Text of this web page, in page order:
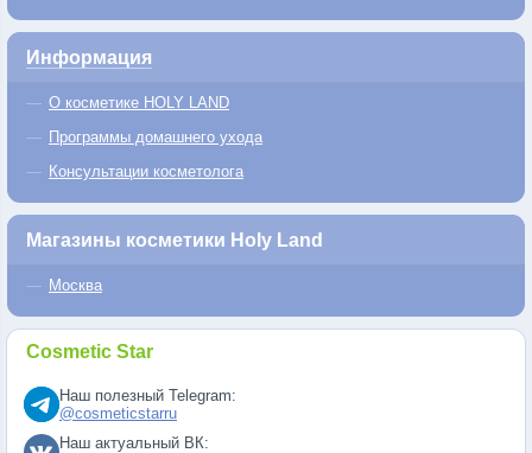
Информация
О косметике HOLY LAND
Программы домашнего ухода
Консультации косметолога
Магазины косметики Holy Land
Москва
Cosmetic Star
Наш полезный Telegram:
@cosmeticstarru
Наш актуальный ВК: